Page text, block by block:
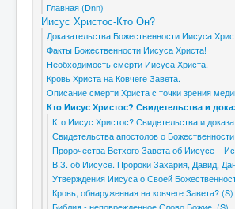
Главная (Dnn)
Иисус Христос-Кто Он?
Доказательства Божественности Иисуса
Факты Божественности Иисуса Христа!
Необходимость смерти Иисуса Христа.
Кровь Христа на Ковчеге Завета.
Описание смерти Христа с точки зрения
Кто Иисус Христос? Свидетельства и
Кто Иисус Христос? Свидетельства и
Свидетельства апостолов о
Пророчества Ветхого Завета об Иисусе –
В.З. об Иисусе. Пророки Захария, Давид,
Утверждения Иисуса о Своей
Кровь, обнаруженная на ковчеге Завета? (S)